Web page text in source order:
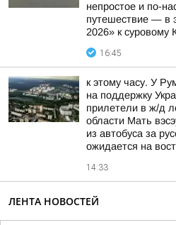
непростое и по-
путешествие — в
2026» к суровому
16:45
к этому часу. У
на поддержку
прилетели в ж/д
области Мать
из автобуса за
ожидается на
14:33
ЛЕНТА НОВОСТЕЙ